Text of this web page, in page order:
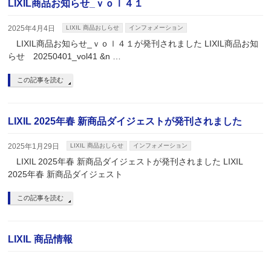
LIXIL商品お知らせ_ｖｏｌ４１
2025年4月4日 LIXIL 商品おしらせ インフォメーション
LIXIL商品お知らせ_ｖｏｌ４１が発刊されました LIXIL商品お知
らせ 20250401_vol41 &n …
この記事を読む
LIXIL 2025年春 新商品ダイジェストが発刊されました
2025年1月29日 LIXIL 商品おしらせ インフォメーション
LIXIL 2025年春 新商品ダイジェストが発刊されました LIXIL
2025年春 新商品ダイジェスト
この記事を読む
LIXIL 商品情報